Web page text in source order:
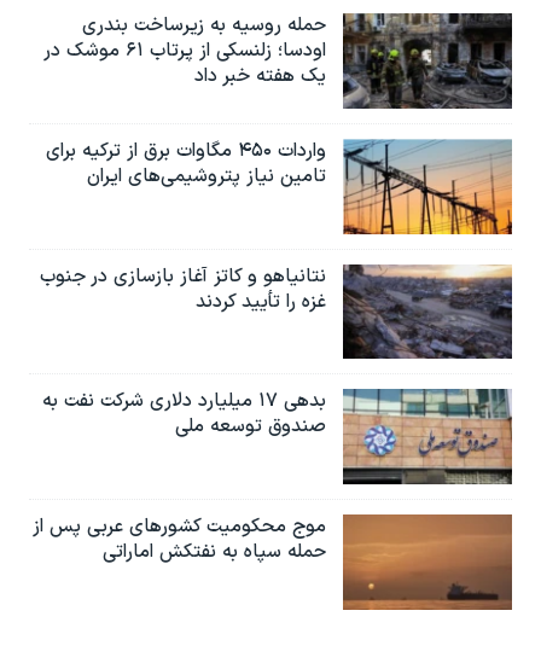
حمله روسیه به زیرساخت بندری
اودسا؛ زلنسکی از پرتاب ۶۱ موشک در
یک هفته خبر داد
واردات ۴۵۰ مگاوات برق از ترکیه برای
تامین نیاز پتروشیمی‌های ایران
نتانیاهو و کاتز آغاز بازسازی در جنوب
غزه را تأیید کردند
بدهی ۱۷ میلیارد دلاری شرکت نفت به
صندوق توسعه ملی
موج محکومیت کشورهای عربی پس از
حمله سپاه به نفتکش اماراتی